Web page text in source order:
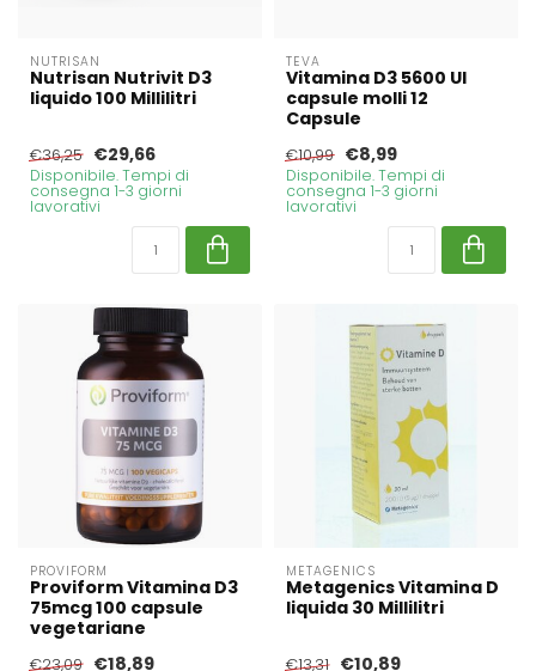
NUTRISAN
Nutrisan Nutrivit D3
liquido 100 Millilitri
€36,25 €29,66
Disponibile. Tempi di
consegna 1-3 giorni
lavorativi
TEVA
Vitamina D3 5600 UI
capsule molli 12
Capsule
€10,99 €8,99
Disponibile. Tempi di
consegna 1-3 giorni
lavorativi
PROVIFORM
Proviform Vitamina D3
75mcg 100 capsule
vegetariane
€23,09 €18,89
METAGENICS
Metagenics Vitamina D
liquida 30 Millilitri
€13,31 €10,89